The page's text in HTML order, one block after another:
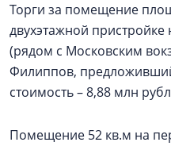
Торги за помещение
двухэтажной пристройке
(рядом с Московским
Филиппов,
стоимость – 8,88 млн
Помещение 52 кв.м на